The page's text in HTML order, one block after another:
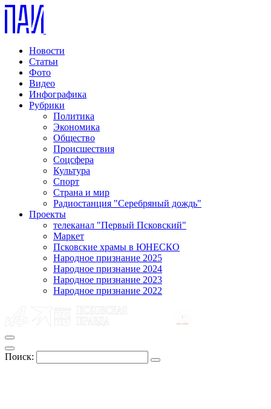
Новости
Статьи
Фото
Видео
Инфографика
Рубрики
Политика
Экономика
Общество
Происшествия
Соцсфера
Культура
Спорт
Страна и мир
Радиостанция "Серебряный дождь"
Проекты
телеканал "Первый Псковский"
Маркет
Псковские храмы в ЮНЕСКО
Народное признание 2025
Народное признание 2024
Народное признание 2023
Народное признание 2022
Поиск: